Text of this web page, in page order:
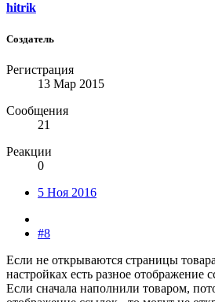
hitrik
Создатель
Регистрация
13 Мар 2015
Сообщения
21
Реакции
0
5 Ноя 2016
#8
Если не открываются страницы
настройках есть разное отображение
Если сначала наполнили товаром,